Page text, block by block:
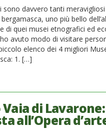
sono davvero tanti
uno più bello
di quei musei etnografici ed
avuto modo di visitare
elenco dei 4 migliori
1. […]
Vaia di
all’Opera